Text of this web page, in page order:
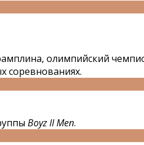
олимпийский
соревнованиях.
Boyz II Men.